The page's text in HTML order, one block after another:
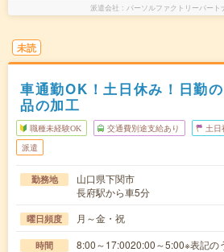
派遣会社 パーソルファクトリーパート
未読
車通勤OK！土日休み！日勤
品の加工
職種未経験OK 交通費別途支給あり 土日
派遣
勤務地
山口県下関市
長府駅から車5分
曜日頻度 月～金・祝
時間 8:00～17:0020:00～5:00※表記の